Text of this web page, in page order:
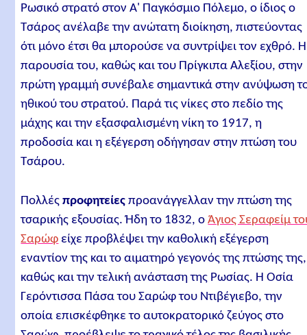
Ρωσικό στρατό στον Α' Παγκόσμιο Πόλεμο, ο ίδιος ο
Τσάρος ανέλαβε την ανώτατη διοίκηση, πιστεύοντας
ότι μόνο έτσι θα μπορούσε να συντρίψει τον εχθρό. Η
παρουσία του, καθώς και του Πρίγκιπα Αλεξίου, στην
πρώτη γραμμή συνέβαλε σημαντικά στην ανύψωση
ηθικού του στρατού. Παρά τις νίκες στο πεδίο της
μάχης και την εξασφαλισμένη νίκη το 1917, η
προδοσία και η εξέγερση οδήγησαν στην πτώση του
Τσάρου.
Πολλέςπροφητείες προανάγγελλαν την πτώση της
τσαρικής εξουσίας. Ήδη το 1832, οΆγιος Σεραφείμ
Σαρώφ είχε προβλέψει την καθολική εξέγερση
εναντίον της και το αιματηρό γεγονός της πτώσης της,
καθώς και την τελική ανάσταση της Ρωσίας. Η Οσία
Γερόντισσα Πάσα του Σαρώφ του Ντιβέγιεβο, την
οποία επισκέφθηκε το αυτοκρατορικό ζεύγος στο